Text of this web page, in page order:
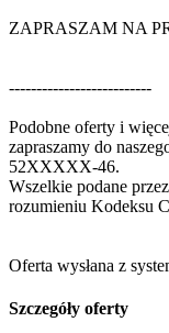
ZAPRASZAM NA
--------------------------
Podobne oferty i
zapraszamy do
52XXXXX-46.
Wszelkie podane
rozumieniu Kodeksu
Oferta wysłana z
Szczegóły oferty